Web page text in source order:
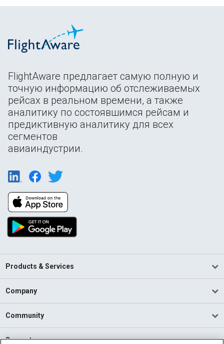
FlightAware предлагает самую полную и
точную информацию об отслеживаемых
рейсах в реальном времени, а также
аналитику по состоявшимся рейсам и
предиктивную аналитику для всех
сегментов
авиаиндустрии.
Products & Services
Company
Community
Support